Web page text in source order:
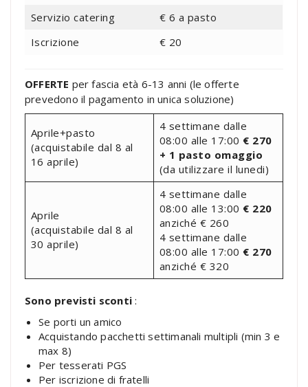
Servizio catering
€ 6 a pasto
Iscrizione
€ 20
OFFERTE per fascia età 6-13 anni (le offerte
prevedono il pagamento in unica soluzione)
Aprile+pasto
(acquistabile dal 8 al
16 aprile)
4 settimane dalle
08:00 alle 17:00 € 270
+ 1 pasto omaggio
(da utilizzare il lunedi)
Aprile
(acquistabile dal 8 al
30 aprile)
4 settimane dalle
08:00 alle 13:00 € 220
anziché € 260
4 settimane dalle
08:00 alle 17:00 € 270
anziché € 320
Sono previsti sconti :
Se porti un amico
Acquistando pacchetti settimanali multipli (min 3 e
max 8)
Per tesserati PGS
Per iscrizione di fratelli